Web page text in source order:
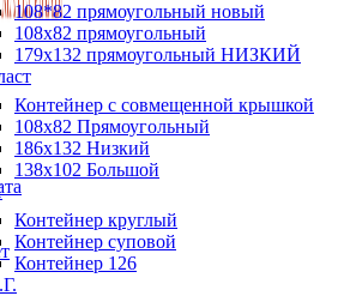
108*82 прямоугольный новый
108х82 прямоугольный
179х132 прямоугольный НИЗКИЙ
Контейнер с совмещенной крышкой
108х82 Прямоугольный
186х132 Низкий
138х102 Большой
Контейнер круглый
Контейнер суповой
Контейнер 126